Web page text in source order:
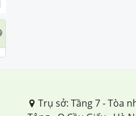
Trụ sở: Tầng 7 - Tòa